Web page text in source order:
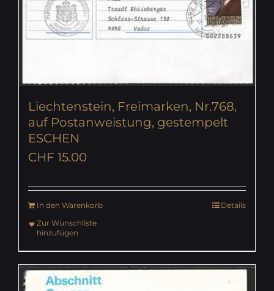
Liechtenstein, Freimarken, Nr.768,
auf Postanweistung, gestempelt
ESCHEN
CHF 15.00
In den Warenkorb
Details
Zur Wunschliste
hinzufügen